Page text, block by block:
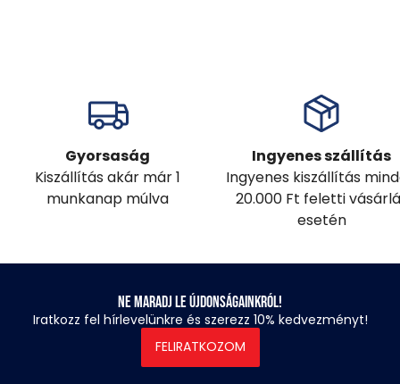
Gyorsaság
Kiszállítás akár már 1
munkanap múlva
Ingyenes szállítás
Ingyenes kiszállítás
20.000 Ft feletti
esetén
Ne maradj le újdonságainkról!
Iratkozz fel hírlevelünkre és szerezz 10% kedvezményt!
FELIRATKOZOM